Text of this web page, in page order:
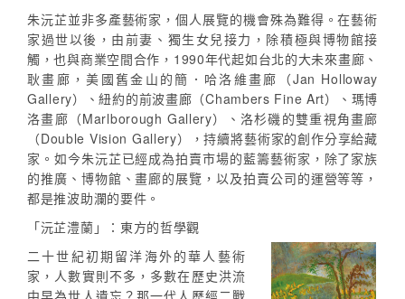
朱沅芷並非多產藝術家，個人展覽的機會殊為難得。在藝術
家過世以後，由前妻、獨生女兒接力，除積極與博物館接
觸，也與商業空間合作，1990年代起如台北的大未來畫廊、
耿畫廊，美國舊金山的簡．哈洛維畫廊（Jan Holloway
Gallery）、紐約的前波畫廊（Chambers Fine Art）、瑪博
洛畫廊（Marlborough Gallery）、洛杉磯的雙重視角畫廊
（Double Vision Gallery），持續將藝術家的創作分享給藏
家。如今朱沅芷已經成為拍賣市場的藍籌藝術家，除了家族
的推廣、博物館、畫廊的展覽，以及拍賣公司的運營等等，
都是推波助瀾的要件。
「沅芷澧蘭」：東方的哲學觀
二十世紀初期留洋海外的華人藝術
家，人數實則不多，多數在歷史洪流
中早為世人遺忘？那一代人歷經二戰